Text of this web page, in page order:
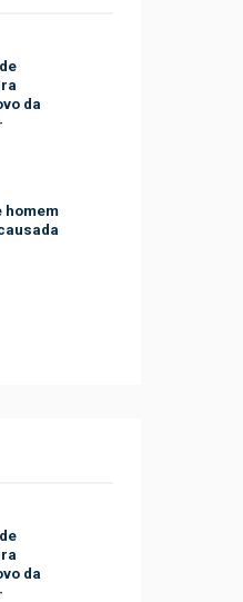
da
homem
da